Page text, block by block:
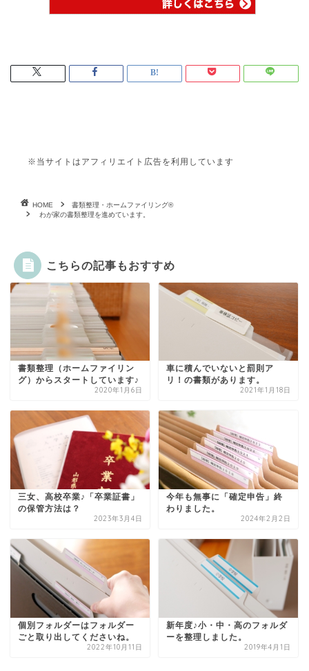
※当サイトはアフィリエイト広告を利用しています
HOME
書類整理・ホームファイリング®
わが家の書類整理を進めています。
こちらの記事もおすすめ
書類整理（ホームファイリン
グ）からスタートしています♪
2020年1月6日
車に積んでいないと罰則ア
リ！の書類があります。
2021年1月18日
三女、高校卒業♪「卒業証書」
の保管方法は？
2023年3月4日
今年も無事に「確定申告」終
わりました。
2024年2月2日
個別フォルダーはフォルダー
ごと取り出してくださいね。
2022年10月11日
新年度♪小・中・高のフォルダ
ーを整理しました。
2019年4月1日